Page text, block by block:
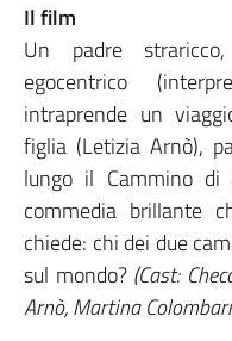
Il film
Un padre
egocentrico
intraprende un
figlia (Letizia Arnò),
lungo il Cammino di
commedia brillante
chiede: chi dei due
sul mondo? (Cast:
Arnò, Martina Colombari